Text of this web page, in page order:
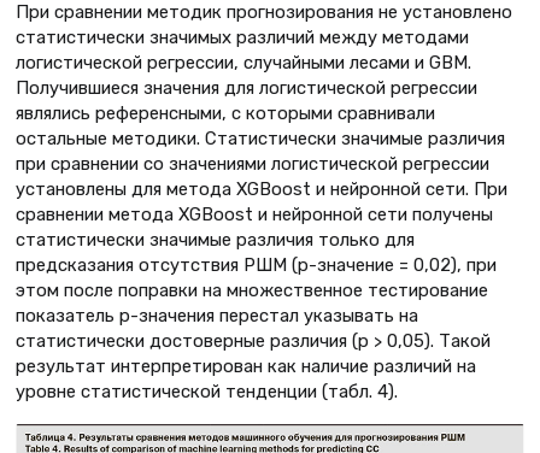
При сравнении методик прогнозирования не установлено
статистически значимых различий между методами
логистической регрессии, случайными лесами и GBM.
Получившиеся значения для логистической регрессии
являлись референсными, с которыми сравнивали
остальные методики. Статистически значимые различия
при сравнении со значениями логистической регрессии
установлены для метода XGBoost и нейронной сети. При
сравнении метода XGBoost и нейронной сети получены
статистически значимые различия только для
предсказания отсутствия РШМ (p-значение = 0,02), при
этом после поправки на множественное тестирование
показатель p-значения перестал указывать на
статистически достоверные различия (p > 0,05). Такой
результат интерпретирован как наличие различий на
уровне статистической тенденции (табл. 4).